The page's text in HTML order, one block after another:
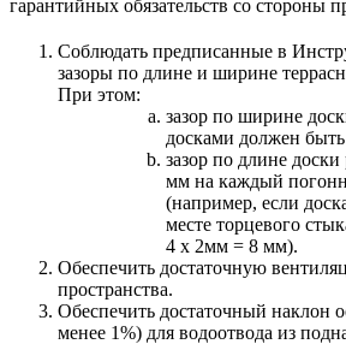
гарантийных обязательств со стороны
Соблюдать предписанные в
зазоры по длине и ширине
При этом:
зазор по ширине
досками должен
зазор по длине доски
мм на каждый
(например, если
месте торцевого
4 х 2мм = 8 мм).
Обеспечить достаточную
пространства.
Обеспечить достаточный наклон
менее 1%) для водоотвода из